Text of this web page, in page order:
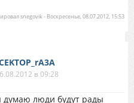
snegovik- Воскресенье, 08.07.2012, 15:53
в 09:28
думаю люди будут рады